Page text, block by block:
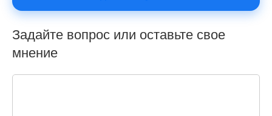
Задайте вопрос или оставьте свое
мнение